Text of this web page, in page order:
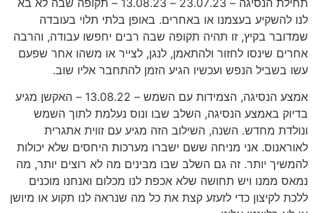
לנו להשקיע בעצמנו או באחרים. באופן בלתי תלוי בעובדה
שמדובר בקיץ, זו תהיה תקופה שבה רבים יחפשו עבודה, והרבה
אחרים שינסו לחזור ולהתאמן, לנגן, לצייר או משהו אחר שפעם
עשו בשביל הנפש ועכשיו הגיע הזמן להתחבר אליו שוב.
אמצע הנסיגה, הצמידות עם השמש – 13.08.22 – האקשן מגיע
בדיוק באמצע הנסיגה, השלב שבו ונוס נעלמת לתוך השמש
ונולדת מחדש. השנה, השילוב הזה מגיע עם זווית אתגרית
לאוראנוס. אני מניחה ששם ישברו מערכות היחסים שלא יכולות
להמשיך יותר. זה גם השלב שבו מבינים מה לא רוצים יותר, מה
נמאס ממנו ויש תחושה שלא אכפת לנו מכלום ואנחנו מוכנים
ללכת לקיצון כדי לזעזע קצת את כל מה שנראה לנו תקוע או מיושן